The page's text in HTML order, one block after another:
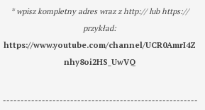
* wpisz kompletny adres wraz z http:// lub https://
przykład:
https://www.youtube.com/channel/UCR0AmrI4Z
nhy8oi2HS_UwVQ
-------------------------------------------------------